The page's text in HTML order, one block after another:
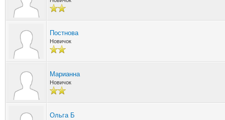
Постнова
Новичок
Марианна
Новичок
Ольга Б